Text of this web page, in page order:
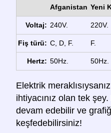
Afganistan Yeni
Voltaj: 240V. 220V.
Fiş türü: C, D, F. F.
Hertz: 50Hz. 50Hz.
Elektrik
ihtiyacınız olan tek
devam edebilir ve
keşfedebilirsiniz!